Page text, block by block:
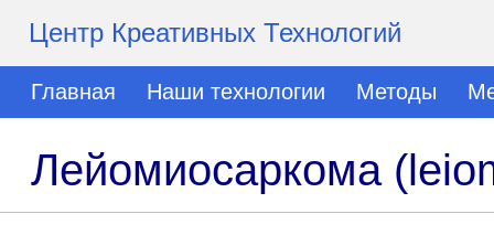
Центр Креативных Технологий
Главная Наши технологии Методы
Лейомиосаркома